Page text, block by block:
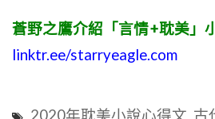
蒼野之鷹介紹「言情+耽美」
linktr.ee/starryeagle.com
2020年耽美小說心得文 古